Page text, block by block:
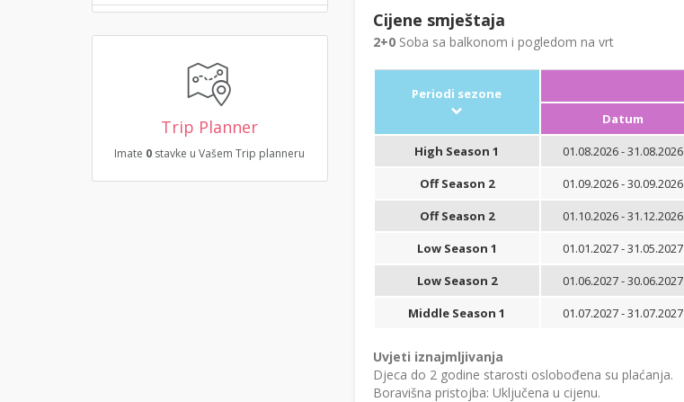
Trip Planner
Imate 0 stavke u Vašem Trip planneru
Cijene smještaja
2+0Soba sa balkonom i pogledom na vrt
Periodi sezone
Datum
High Season 1
01.08.2026 - 31.08.2026
Off Season 2
01.09.2026 - 30.09.2026
Off Season 2
01.10.2026 - 31.12.2026
Low Season 1
01.01.2027 - 31.05.2027
Low Season 2
01.06.2027 - 30.06.2027
Middle Season 1
01.07.2027 - 31.07.2027
Uvjeti iznajmljivanja
Djeca do 2 godine starosti oslobođena su plaćanja.
Boravišna pristojba: Uključena u cijenu.